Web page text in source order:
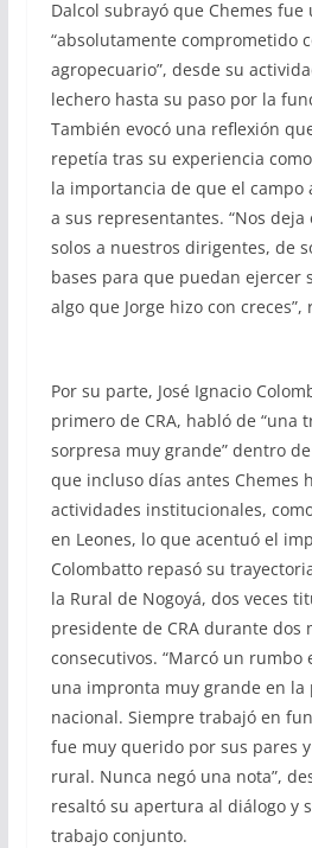
Dalcol subrayó que Chemes
“absolutamente comprometido
agropecuario”, desde su
lechero hasta su paso por la
También evocó una reflexión
repetía tras su experiencia
la importancia de que el campo
a sus representantes. “Nos
solos a nuestros dirigentes, de
bases para que puedan ejercer
algo que Jorge hizo con creces”,
Por su parte, José Ignacio
primero de CRA, habló de “una
sorpresa muy grande” dentro
que incluso días antes Chemes
actividades institucionales,
en Leones, lo que acentuó el
Colombatto repasó su
la Rural de Nogoyá, dos veces
presidente de CRA durante dos
consecutivos. “Marcó un rumbo
una impronta muy grande en la
nacional. Siempre trabajó en
fue muy querido por sus pares
rural. Nunca negó una nota”,
resaltó su apertura al diálogo y
trabajo conjunto.